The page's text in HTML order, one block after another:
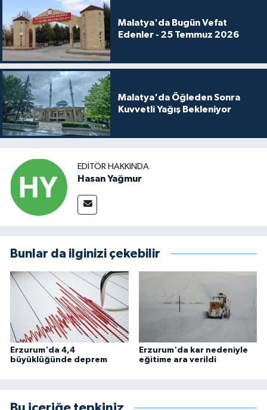
Malatya'da Bugün Vefat
Edenler - 25 Temmuz 2026
Malatya'da Öğleden Sonra
Kuvvetli Yağış Bekleniyor
EDITÖR HAKKINDA
Hasan Yağmur
Bunlar da ilginizi çekebilir
Erzurum'da 4,4
büyüklüğünde deprem
Erzurum'da kar nedeniyle
eğitime ara verildi